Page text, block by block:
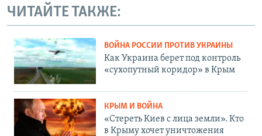
ЧИТАЙТЕ ТАКЖЕ:
ВОЙНА РОССИИ ПРОТИВ УКРАИНЫ
Как Украина берет под контроль
«сухопутный коридор» в Крым
КРЫМ И ВОЙНА
«Стереть Киев с лица земли». Кто
в Крыму хочет уничтожения